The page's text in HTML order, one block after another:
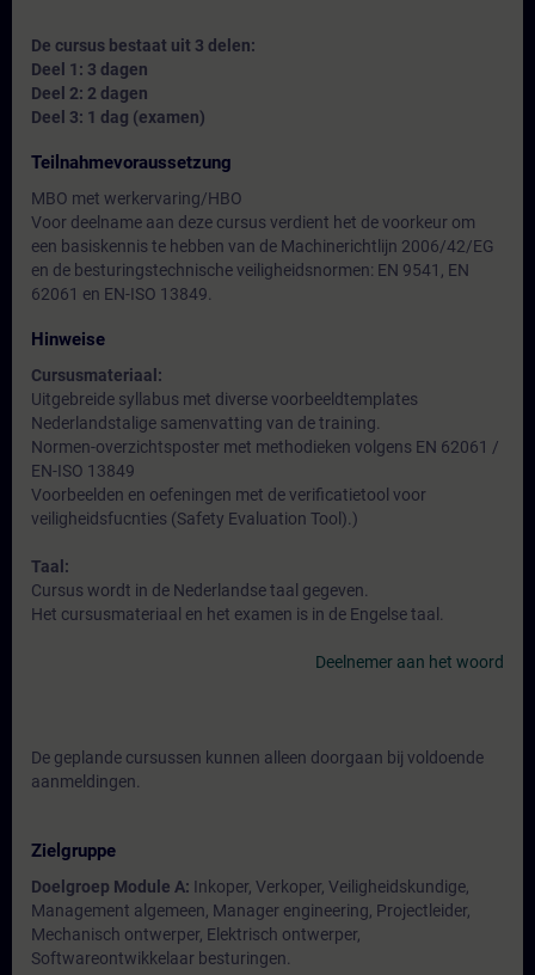
De cursus bestaat uit 3 delen:
Deel 1: 3 dagen
Deel 2: 2 dagen
Deel 3: 1 dag (examen)
Teilnahmevoraussetzung
MBO met werkervaring/HBO
Voor deelname aan deze cursus verdient het de voorkeur om
een basiskennis te hebben van de Machinerichtlijn 2006/42/EG
en de besturingstechnische veiligheidsnormen: EN 9541, EN
62061 en EN-ISO 13849.
Hinweise
Cursusmateriaal:
Uitgebreide syllabus met diverse voorbeeldtemplates
Nederlandstalige samenvatting van de training.
Normen-overzichtsposter met methodieken volgens EN 62061 /
EN-ISO 13849
Voorbeelden en oefeningen met de verificatietool voor
veiligheidsfucnties (Safety Evaluation Tool).)
Taal:
Cursus wordt in de Nederlandse taal gegeven.
Het cursusmateriaal en het examen is in de Engelse taal.
Deelnemer aan het woord
De geplande cursussen kunnen alleen doorgaan bij voldoende
aanmeldingen.
Zielgruppe
Doelgroep Module A: Inkoper, Verkoper, Veiligheidskundige,
Management algemeen, Manager engineering, Projectleider,
Mechanisch ontwerper, Elektrisch ontwerper,
Softwareontwikkelaar besturingen.